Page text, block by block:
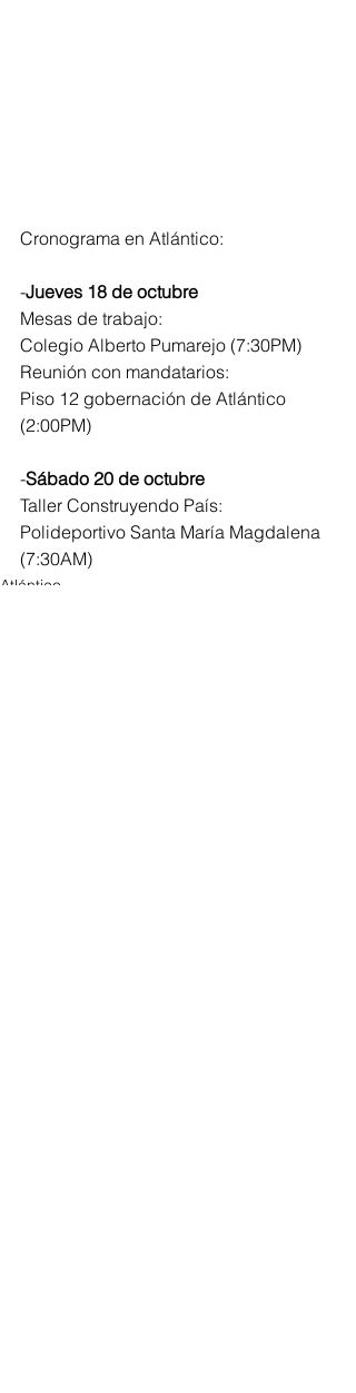
Cronograma en Atlántico:
-Jueves 18 de octubre
Mesas de trabajo:
Colegio Alberto Pumarejo (7:30PM)
Reunión con mandatarios:
Piso 12 gobernación de Atlántico
(2:00PM)
-Sábado 20 de octubre
Taller Construyendo País:
Polideportivo Santa María Magdalena
(7:30AM)
Atlántico